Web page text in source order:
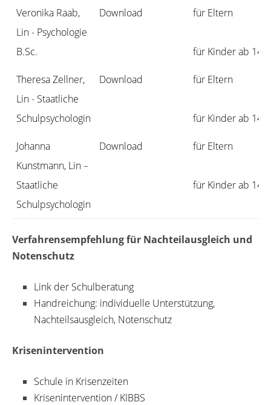
Veronika Raab,
Lin - Psychologie
B.Sc.
Download für Eltern
für Kinder ab 14
Theresa Zellner,
Lin - Staatliche
Schulpsychologin
Download für Eltern
für Kinder ab 14
Johanna
Kunstmann, Lin –
Staatliche
Schulpsychologin
Download für Eltern
für Kinder ab 14
Verfahrensempfehlung für Nachteilausgleich und
Notenschutz
Link der Schulberatung
Handreichung: individuelle Unterstützung,
Nachteilsausgleich, Notenschutz
Krisenintervention
Schule in Krisenzeiten
Krisenintervention / KIBBS